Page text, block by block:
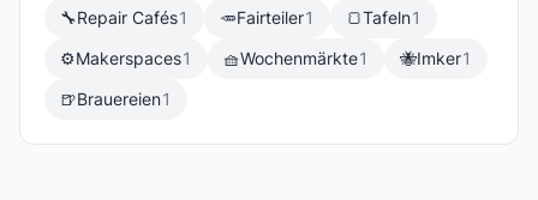
🔧Repair Cafés1 🥕Fairteiler1 🍞Tafeln1
⚙️Makerspaces1 🧺Wochenmärkte1 🐝Imker1
🍺Brauereien1